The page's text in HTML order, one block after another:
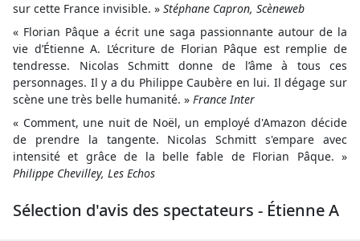
sur cette France invisible. » Stéphane Capron, Scèneweb
« Florian Pâque a écrit une saga passionnante autour de la
vie d’Étienne A. L’écriture de Florian Pâque est remplie de
tendresse. Nicolas Schmitt donne de l’âme à tous ces
personnages. Il y a du Philippe Caubère en lui. Il dégage sur
scène une très belle humanité. » France Inter
« Comment, une nuit de Noël, un employé d'Amazon décide
de prendre la tangente. Nicolas Schmitt s'empare avec
intensité et grâce de la belle fable de Florian Pâque. »
Philippe Chevilley, Les Echos
Sélection d'avis des spectateurs - Étienne A